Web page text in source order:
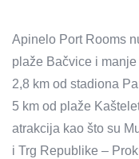
Apinelo Port Rooms
plaže Bačvice i
2,8 km od stadiona
5 km od plaže
atrakcija kao što su
i Trg Republike –